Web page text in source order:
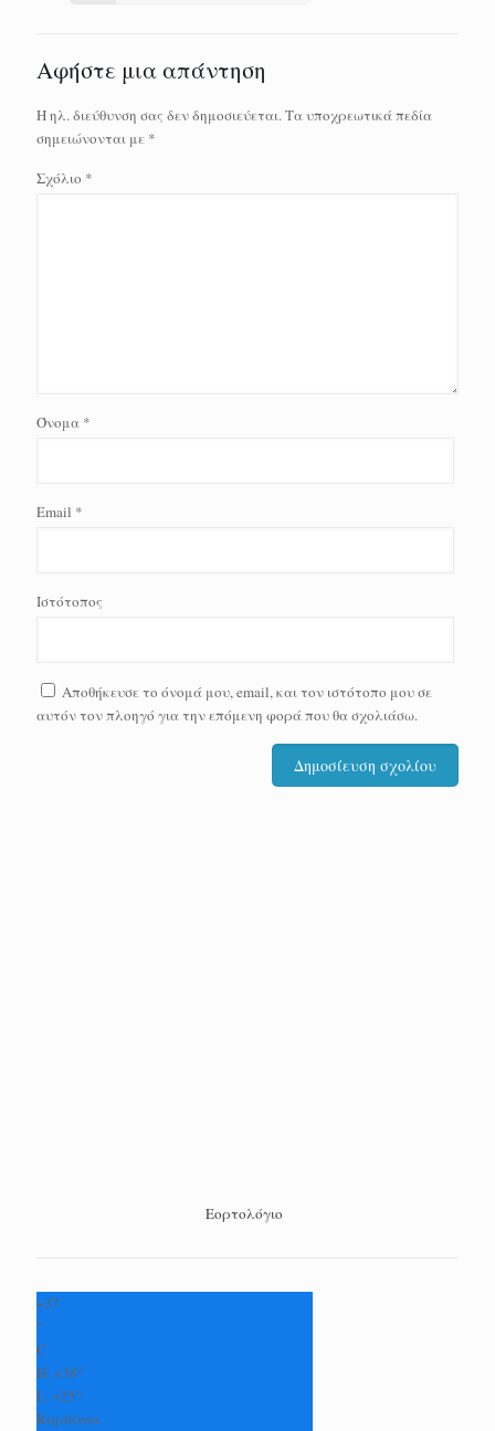
Αφήστε μια απάντηση
Η ηλ. διεύθυνση σας δεν δημοσιεύεται.Τα υποχρεωτικά πεδία
σημειώνονται με *
Σχόλιο *
Όνομα *
Email *
Ιστότοπος
Αποθήκευσε το όνομά μου, email, και τον ιστότοπο μου σε
αυτόν τον πλοηγό για την επόμενη φορά που θα σχολιάσω.
Εορτολόγιο
+37
°
C
H: +38°
L: +25°
Καρδίτσα